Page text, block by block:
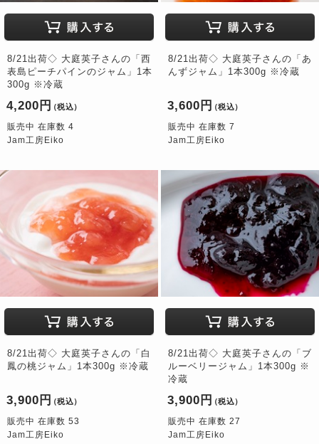
8/21出荷◇ 大庭英子さんの「西
表島ピーチパインのジャム」1本
300g ※冷蔵
4,200円 （税込）
販売中 在庫数 4
Jam工房Eiko
8/21出荷◇ 大庭英子さんの「あ
んずジャム」1本300g ※冷蔵
3,600円 （税込）
販売中 在庫数 7
Jam工房Eiko
8/21出荷◇ 大庭英子さんの「白
鳳の桃ジャム」1本300g ※冷蔵
3,900円 （税込）
販売中 在庫数 53
Jam工房Eiko
8/21出荷◇ 大庭英子さんの「ブ
ルーベリージャム」1本300g ※
冷蔵
3,900円 （税込）
販売中 在庫数 27
Jam工房Eiko